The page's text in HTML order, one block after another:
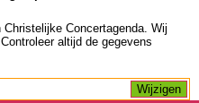
Concertagenda. Wij
altijd de gegevens